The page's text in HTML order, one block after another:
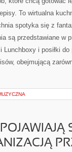
To wirtualna
spotyka się z
są przedstawiane w
i posiłki
obejmującą